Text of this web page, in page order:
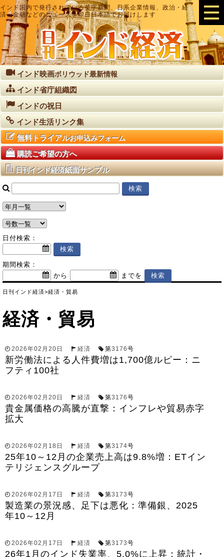
インド国内で発行されている英字新聞、日系企業情報、政治・経
済・金融などのニュースを即日日本語でお届けします
インド映画ボリウッド最新情報
インド省庁組織図
インドの祝日
インド生活リンク集
無料トライアルお申込みフォーム
購読ご希望の方へ
日刊インド経済紙面サンプル
日付検索：
期間検索：
から
までを
日刊インド経済>経済・貿易
経済・貿易
2026年02月20日 経済 第3176号
新労働法による人件費増は1,700億ルピー：ニ
フティ100社
2026年02月20日 経済 第3176号
貴金属価格の高騰が直撃：インフレや貿易赤字
拡大
2026年02月18日 経済 第3174号
25年10～12月の企業売上高は9.8%増：ETイン
テリジェンスグループ
2026年02月17日 経済 第3173号
製造業の景況感、足下は悪化：準備銀、2025
年10～12月
2026年02月17日 経済 第3173号
26年1月のインド失業率、5.0%に上昇：統計・